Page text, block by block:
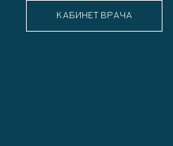
КАБИНЕТ ВРАЧА